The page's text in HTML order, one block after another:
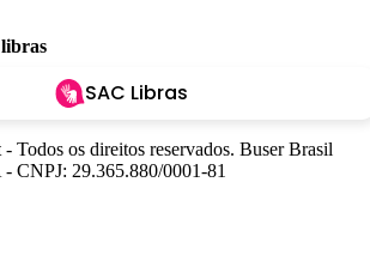
SAC Libras
Todos os direitos reservados. Buser Brasil
CNPJ: 29.365.880/0001-81